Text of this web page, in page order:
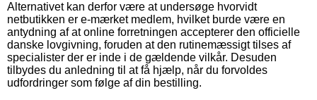
Alternativet kan derfor være at undersøge hvorvidt
netbutikken er e-mærket medlem, hvilket burde være en
antydning af at online forretningen accepterer den officielle
danske lovgivning, foruden at den rutinemæssigt tilses af
specialister der er inde i de gældende vilkår. Desuden
tilbydes du anledning til at få hjælp, når du forvoldes
udfordringer som følge af din bestilling.